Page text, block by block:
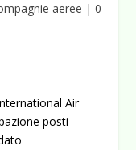
aeree | 0
Air
posti